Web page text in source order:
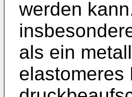
werden
als ein
elastomeres